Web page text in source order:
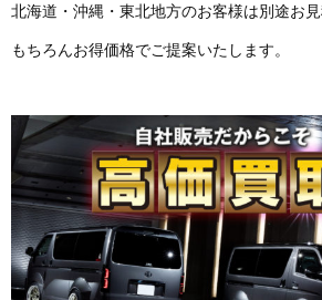
北海道・沖縄・東北地方のお客様は別途お見
もちろんお得価格でご提案いたします。